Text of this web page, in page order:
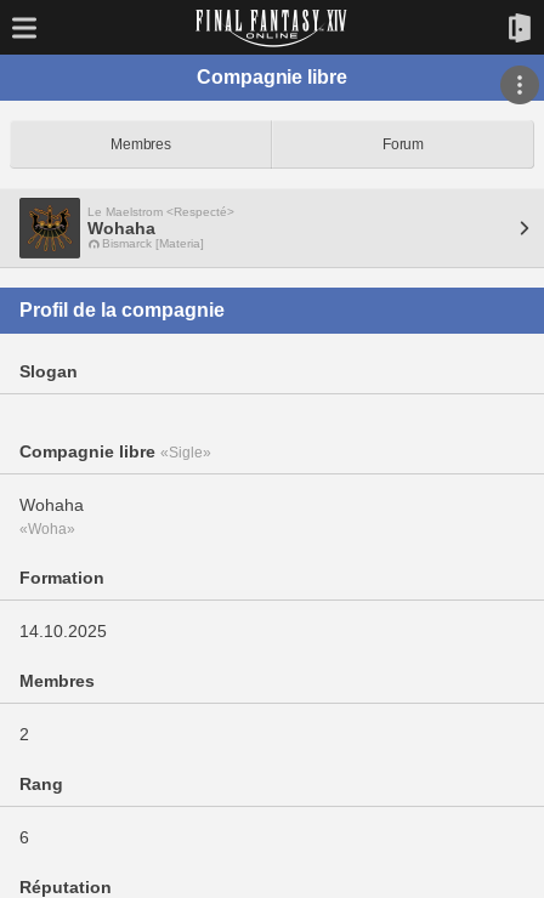
Compagnie libre
Membres Forum
Le Maelstrom <Respecté>
Wohaha
Bismarck [Materia]
Profil de la compagnie
Slogan
Compagnie libre «Sigle»
Wohaha
«Woha»
Formation
14.10.2025
Membres
2
Rang
6
Réputation